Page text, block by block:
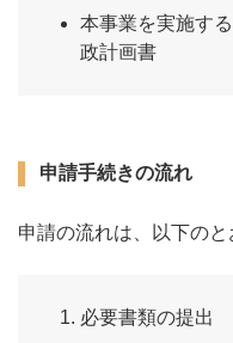
本事業を実施す
政計画書
申請手続きの流れ
申請の流れは、以下のと
必要書類の提出